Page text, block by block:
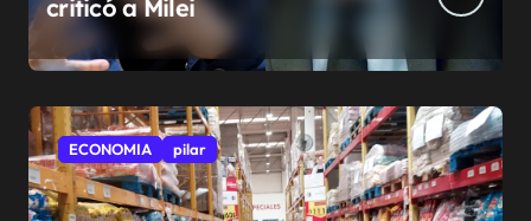
criticó a Milei
ECONOMIA pilar